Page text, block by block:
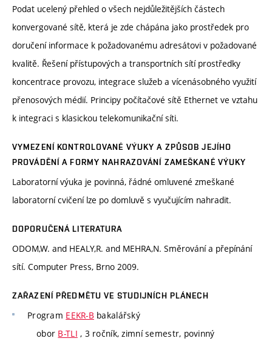
Podat ucelený přehled o všech nejdůležitějších částech
konvergované sítě, která je zde chápána jako prostředek pro
doručení informace k požadovanému adresátovi v požadované
kvalitě. Řešení přístupových a transportních sítí prostředky
koncentrace provozu, integrace služeb a vícenásobného využití
přenosových médií. Principy počítačové sítě Ethernet ve vztahu
k integraci s klasickou telekomunikační síti.
VYMEZENÍ KONTROLOVANÉ VÝUKY A ZPŮSOB JEJÍHO
PROVÁDĚNÍ A FORMY NAHRAZOVÁNÍ ZAMEŠKANÉ VÝUKY
Laboratorní výuka je povinná, řádné omluvené zmeškané
laboratorní cvičení lze po domluvě s vyučujícím nahradit.
DOPORUČENÁ LITERATURA
ODOM,W. and HEALY,R. and MEHRA,N. Směrování a přepínání
sítí. Computer Press, Brno 2009.
ZAŘAZENÍ PŘEDMĚTU VE STUDIJNÍCH PLÁNECH
Program EEKR-B bakalářský
obor B-TLI , 3 ročník, zimní semestr, povinný